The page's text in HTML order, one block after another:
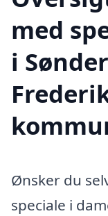
med
i
Ønsker du
speciale i